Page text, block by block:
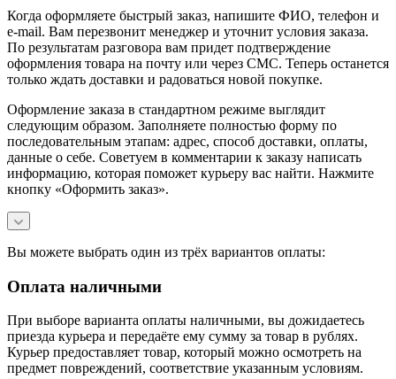
Когда оформляете быстрый заказ, напишите ФИО, телефон и
e-mail. Вам перезвонит менеджер и уточнит условия заказа.
По результатам разговора вам придет подтверждение
оформления товара на почту или через СМС. Теперь останется
только ждать доставки и радоваться новой покупке.
Оформление заказа в стандартном режиме выглядит
следующим образом. Заполняете полностью форму по
последовательным этапам: адрес, способ доставки, оплаты,
данные о себе. Советуем в комментарии к заказу написать
информацию, которая поможет курьеру вас найти. Нажмите
кнопку «Оформить заказ».
Вы можете выбрать один из трёх вариантов оплаты:
Оплата наличными
При выборе варианта оплаты наличными, вы дожидаетесь
приезда курьера и передаёте ему сумму за товар в рублях.
Курьер предоставляет товар, который можно осмотреть на
предмет повреждений, соответствие указанным условиям.